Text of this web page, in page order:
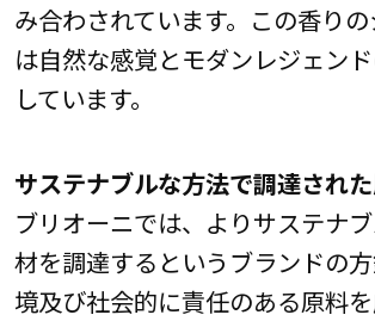
み合わされています。この香り
は自然な感覚とモダンレジェン
しています。
サステナブルな方法で調達され
ブリオーニでは、よりサステナ
材を調達するというブランドの
境及び社会的に責任のある原料